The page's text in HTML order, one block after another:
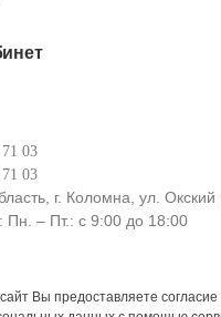
03
03
г. Коломна, ул. Окский
– Пт.: с 9:00 до 18:00
Вы предоставляете